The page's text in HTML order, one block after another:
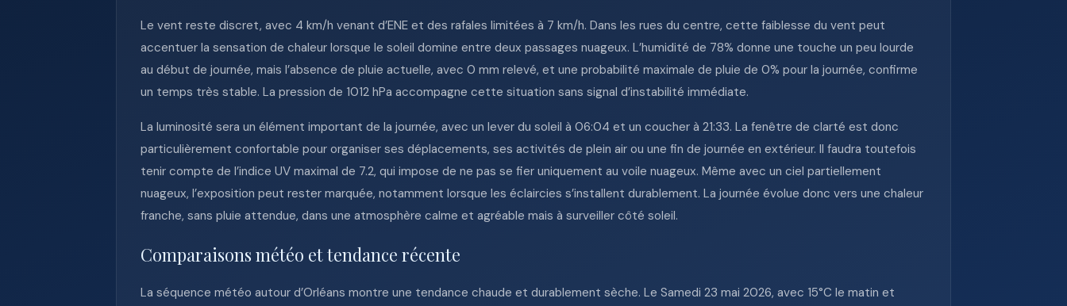
Le vent reste discret, avec 4 km/h venant d’ENE et des rafales limitées à 7 km/h. Dans les rues du centre, cette faiblesse du vent peut
accentuer la sensation de chaleur lorsque le soleil domine entre deux passages nuageux. L’humidité de 78% donne une touche un peu lourde
au début de journée, mais l’absence de pluie actuelle, avec 0 mm relevé, et une probabilité maximale de pluie de 0% pour la journée, confirme
un temps très stable. La pression de 1012 hPa accompagne cette situation sans signal d’instabilité immédiate.
La luminosité sera un élément important de la journée, avec un lever du soleil à 06:04 et un coucher à 21:33. La fenêtre de clarté est donc
particulièrement confortable pour organiser ses déplacements, ses activités de plein air ou une fin de journée en extérieur. Il faudra toutefois
tenir compte de l’indice UV maximal de 7.2, qui impose de ne pas se fier uniquement au voile nuageux. Même avec un ciel partiellement
nuageux, l’exposition peut rester marquée, notamment lorsque les éclaircies s’installent durablement. La journée évolue donc vers une chaleur
franche, sans pluie attendue, dans une atmosphère calme et agréable mais à surveiller côté soleil.
Comparaisons météo et tendance récente
La séquence météo autour d’Orléans montre une tendance chaude et durablement sèche. Le Samedi 23 mai 2026, avec 15°C le matin et